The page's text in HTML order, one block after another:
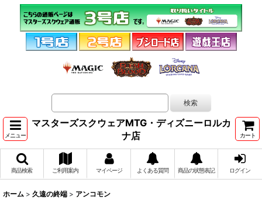
メニュー
マスターズスクウェアMTG・ディズニーロルカ
ナ店
カート
商品検索 ご利用案内 マイページ よくある質問 商品の状態表記 ログイン
ホーム > 久遠の終端 > アンコモン